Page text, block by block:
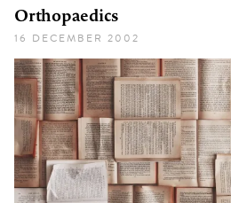
Orthopaedics
16 DECEMBER 2002